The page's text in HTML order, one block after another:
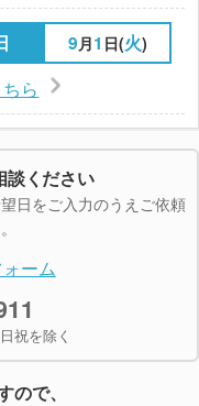
9月1 日(火)
ら
談ください
日をご入力のうえご依頼
ーム
祝を除く
ので、